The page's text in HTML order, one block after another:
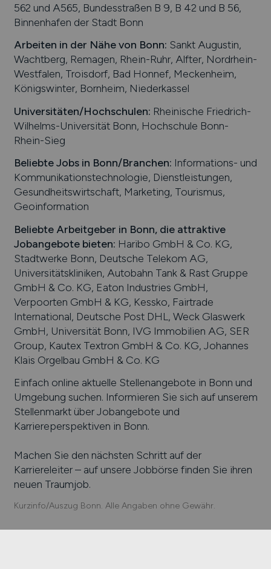
562 und A565, Bundesstraßen B 9, B 42 und B 56,
Binnenhafen der Stadt Bonn
Arbeiten in der Nähe von Bonn: Sankt Augustin,
Wachtberg, Remagen, Rhein-Ruhr, Alfter, Nordrhein-
Westfalen, Troisdorf, Bad Honnef, Meckenheim,
Königswinter, Bornheim, Niederkassel
Universitäten/Hochschulen: Rheinische Friedrich-
Wilhelms-Universität Bonn, Hochschule Bonn-
Rhein-Sieg
Beliebte Jobs in Bonn/Branchen: Informations- und
Kommunikationstechnologie, Dienstleistungen,
Gesundheitswirtschaft, Marketing, Tourismus,
Geoinformation
Beliebte Arbeitgeber in Bonn, die attraktive
Jobangebote bieten: Haribo GmbH & Co. KG,
Stadtwerke Bonn, Deutsche Telekom AG,
Universitätskliniken, Autobahn Tank & Rast Gruppe
GmbH & Co. KG, Eaton Industries GmbH,
Verpoorten GmbH & KG, Kessko, Fairtrade
International, Deutsche Post DHL, Weck Glaswerk
GmbH, Universität Bonn, IVG Immobilien AG, SER
Group, Kautex Textron GmbH & Co. KG, Johannes
Klais Orgelbau GmbH & Co. KG
Einfach online aktuelle Stellenangebote in Bonn und
Umgebung suchen. Informieren Sie sich auf unserem
Stellenmarkt über Jobangebote und
Karriereperspektiven in Bonn.
Machen Sie den nächsten Schritt auf der
Karriereleiter – auf unsere Jobbörse finden Sie ihren
neuen Traumjob.
Kurzinfo/Auszug Bonn. Alle Angaben ohne Gewähr.